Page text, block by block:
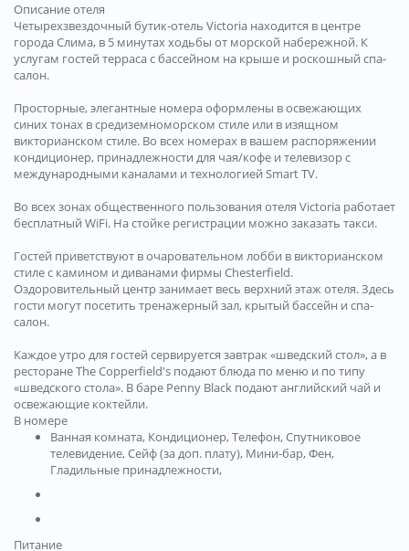
Описание отеля
Четырехзвездочный бутик-отель Victoria находится в центре
города Слима, в 5 минутах ходьбы от морской набережной. К
услугам гостей терраса с бассейном на крыше и роскошный спа-
салон.
Просторные, элегантные номера оформлены в освежающих
синих тонах в средиземноморском стиле или в изящном
викторианском стиле. Во всех номерах в вашем распоряжении
кондиционер, принадлежности для чая/кофе и телевизор с
международными каналами и технологией Smart TV.
Во всех зонах общественного пользования отеля Victoria работает
бесплатный WiFi. На стойке регистрации можно заказать такси.
Гостей приветствуют в очаровательном лобби в викторианском
стиле с камином и диванами фирмы Chesterfield.
Оздоровительный центр занимает весь верхний этаж отеля. Здесь
гости могут посетить тренажерный зал, крытый бассейн и спа-
салон.
Каждое утро для гостей сервируется завтрак «шведский стол», а в
ресторане The Copperfield's подают блюда по меню и по типу
«шведского стола». В баре Penny Black подают английский чай и
освежающие коктейли.
В номере
Ванная комната, Кондиционер, Телефон, Спутниковое
телевидение, Сейф (за доп. плату), Мини-бар, Фен,
Гладильные принадлежности,
Питание